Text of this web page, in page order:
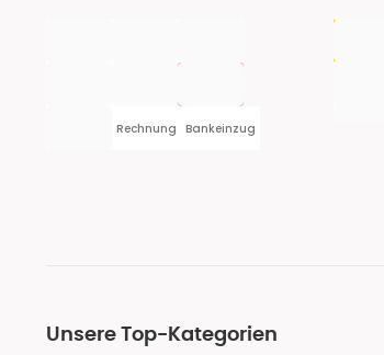
Rechnung Bankeinzug
Unsere Top-Kategorien